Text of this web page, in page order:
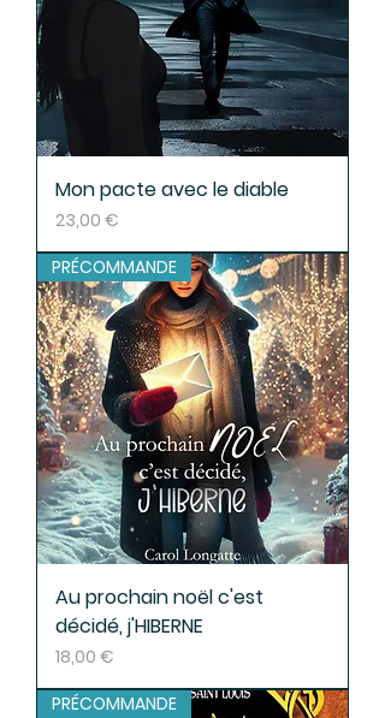
Mon pacte avec le diable
Prix
23,00 €
PRÉCOMMANDE
Au prochain noël c'est
décidé, j'HIBERNE
Prix
18,00 €
PRÉCOMMANDE